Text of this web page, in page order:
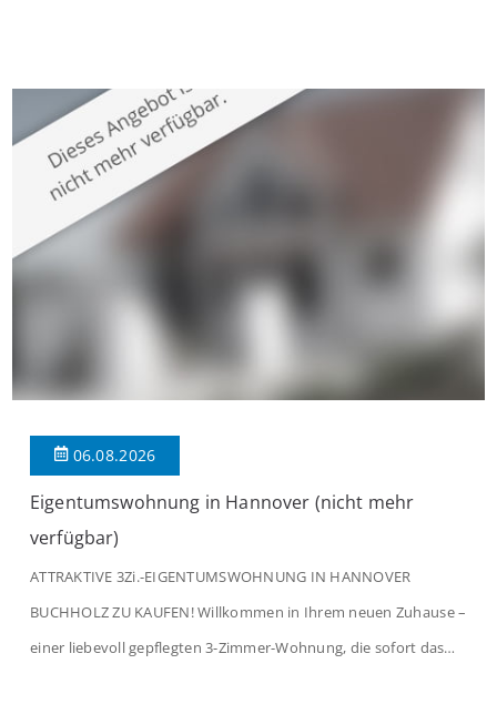
großzügige Räume und eine hochwertige Ausstattung, die
modernen Wohnkomfort mit einem stilvollen Ambiente
verbindet. Der […]
06.08.2026
Eigentumswohnung in Hannover (nicht mehr
verfügbar)
ATTRAKTIVE 3Zi.-EIGENTUMSWOHNUNG IN HANNOVER
BUCHHOLZ ZU KAUFEN! Willkommen in Ihrem neuen Zuhause –
einer liebevoll gepflegten 3-Zimmer-Wohnung, die sofort das